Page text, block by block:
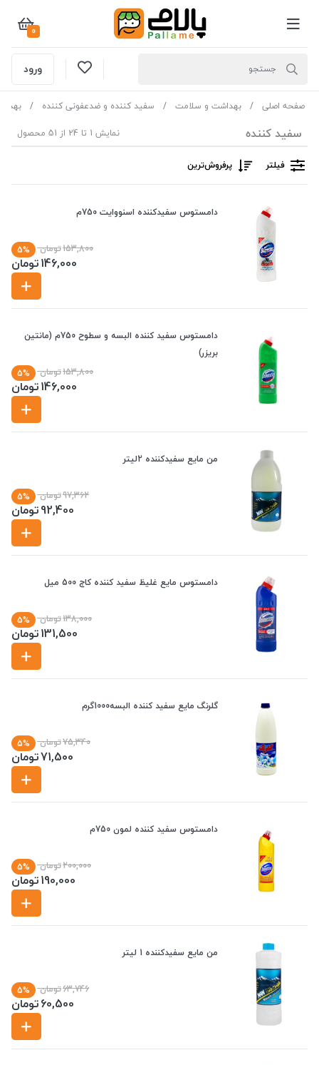
0
ورود
صفحه اصلی بهداشت و سلامت سفید کننده و ضدعفونی کننده
سفید کننده نمایش 1 تا 24 از 51 محصول
فیلتر پرفروش‌ترین‌
دامستوس سفیدکننده اسنووایت 750م
153,800تومان 5%
146,000تومان
دامستوس سفید کننده البسه و سطوح 750م (مانتین
بریزر)
153,800تومان 5%
146,000تومان
من مایع سفیدکننده 2لیتر
97,362تومان 5%
92,400تومان
دامستوس مایع غلیظ سفید کننده کاج 500 میل
138,000تومان 5%
131,500تومان
گلرنگ مایع سفید کننده البسه1000گرم
75,340تومان 5%
71,500تومان
دامستوس سفید کننده لمون 750م
200,000تومان 5%
190,000تومان
من مایع سفیدکننده 1 لیتر
63,746تومان 5%
60,500تومان